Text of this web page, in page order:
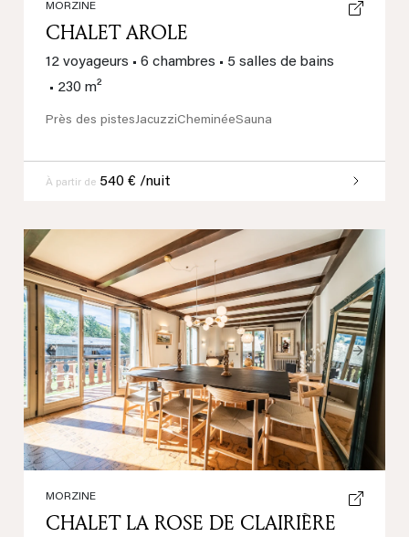
Previous Next
MORZINE
CHALET LA ROSE DE CLAIRIÈRE
MORZINE
CHALET AROLE
12 voyageurs • 6 chambres • 5 salles de bains
• 230 m²
Près des pistesJacuzziCheminéeSauna
À partir de 540 € /nuit